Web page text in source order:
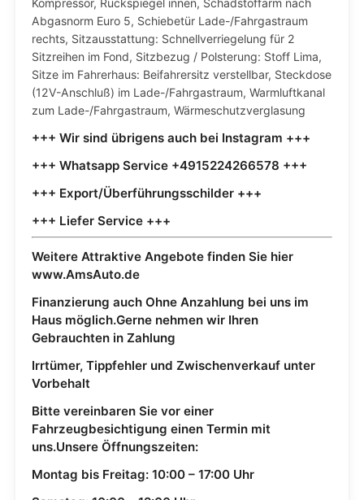
Abgasnorm Euro 5, Schiebetür Lade-/Fahrgastraum
rechts, Sitzausstattung: Schnellverriegelung für 2
Sitzreihen im Fond, Sitzbezug / Polsterung: Stoff Lima,
Sitze im Fahrerhaus: Beifahrersitz verstellbar, Steckdose
(12V-Anschluß) im Lade-/Fahrgastraum, Warmluftkanal
zum Lade-/Fahrgastraum, Wärmeschutzverglasung
+++ Wir sind übrigens auch bei Instagram +++
+++ Whatsapp Service +4915224266578 +++
+++ Export/Überführungsschilder +++
+++ Liefer Service +++
Weitere Attraktive Angebote finden Sie hier
www.AmsAuto.de
Finanzierung auch Ohne Anzahlung bei uns im
Haus möglich.Gerne nehmen wir Ihren
Gebrauchten in Zahlung
Irrtümer, Tippfehler und Zwischenverkauf unter
Vorbehalt
Bitte vereinbaren Sie vor einer
Fahrzeugbesichtigung einen Termin mit
uns.Unsere Öffnungszeiten:
Montag bis Freitag: 10:00 – 17:00 Uhr